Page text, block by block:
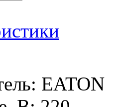
EATON